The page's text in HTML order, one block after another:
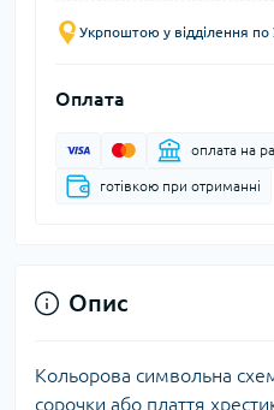
Укрпоштою у відділення по
Оплата
оплата на
готівкою при отриманні
Опис
Кольорова символьна
сорочки або плаття